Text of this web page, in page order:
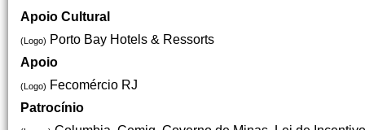
Apoio Cultural
(Logo) Porto Bay Hotels & Ressorts
Apoio
(Logo) Fecomércio RJ
Patrocínio